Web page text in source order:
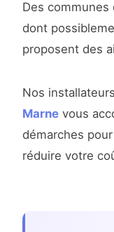
Des communes
dont
proposent des
Nos
Marne vous
démarches
réduire votre